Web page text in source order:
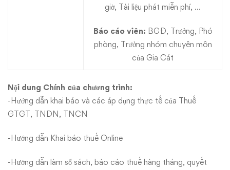
giờ, Tài liệu phát miễn phí, …
Báo cáo viên: BGĐ, Trưởng, Phó
phòng, Trưởng nhóm chuyên môn
của Gia Cát
Nội dung Chính của chương trình:
-Hướng dẫn khai báo và các áp dụng thực tế của Thuế
GTGT, TNDN, TNCN
-Hướng dẫn Khai báo thuế Online
-Hướng dẫn làm sổ sách, báo cáo thuế hàng tháng, quyết